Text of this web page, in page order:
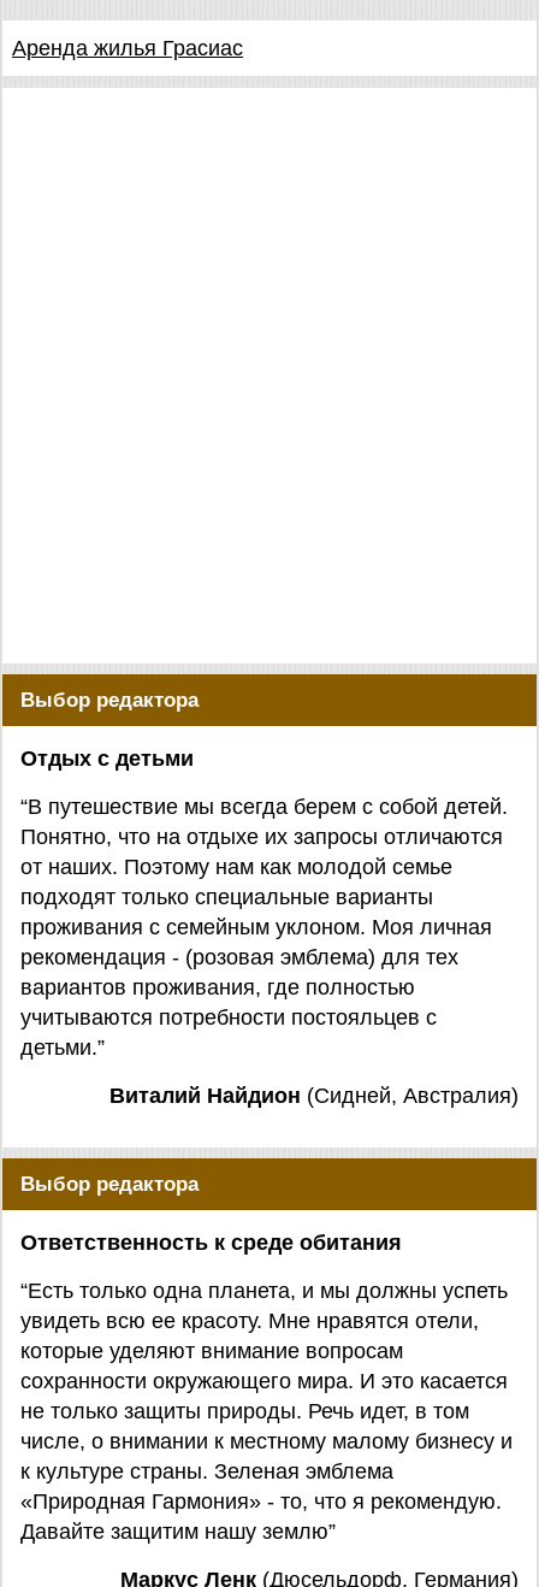
Аренда жилья Грасиас
Выбор редактора
Отдых с детьми
“В путешествие мы всегда берем с собой детей.
Понятно, что на отдыхе их запросы отличаются
от наших. Поэтому нам как молодой семье
подходят только специальные варианты
проживания с семейным уклоном. Моя личная
рекомендация - (розовая эмблема) для тех
вариантов проживания, где полностью
учитываются потребности постояльцев с
детьми.”
Виталий Найдион (Сидней, Австралия)
Выбор редактора
Ответственность к среде обитания
“Есть только одна планета, и мы должны успеть
увидеть всю ее красоту. Мне нравятся отели,
которые уделяют внимание вопросам
сохранности окружающего мира. И это касается
не только защиты природы. Речь идет, в том
числе, о внимании к местному малому бизнесу и
к культуре страны. Зеленая эмблема
«Природная Гармония» - то, что я рекомендую.
Давайте защитим нашу землю”
Маркус Ленк (Дюсельдорф, Германия)